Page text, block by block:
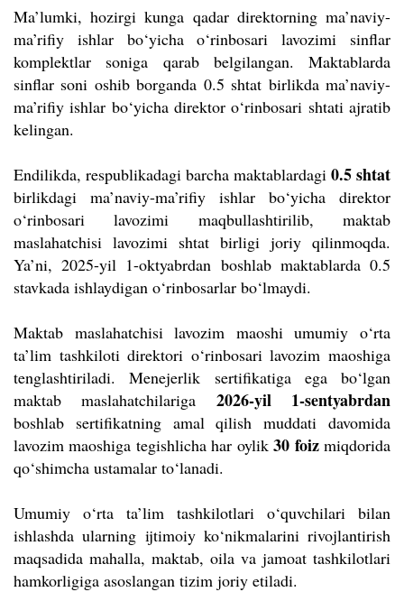
Ma’lumki, hozirgi kunga qadar direktorning ma’naviy-
ma’rifiy ishlar bo‘yicha o‘rinbosari lavozimi sinflar
komplektlar soniga qarab belgilangan. Maktablarda
sinflar soni oshib borganda 0.5 shtat birlikda ma’naviy-
ma’rifiy ishlar bo‘yicha direktor o‘rinbosari shtati ajratib
kelingan.
Endilikda, respublikadagi barcha maktablardagi 0.5 shtat
birlikdagi ma’naviy-ma’rifiy ishlar bo‘yicha direktor
o‘rinbosari lavozimi maqbullashtirilib, maktab
maslahatchisi lavozimi shtat birligi joriy qilinmoqda.
Ya’ni, 2025-yil 1-oktyabrdan boshlab maktablarda 0.5
stavkada ishlaydigan o‘rinbosarlar bo‘lmaydi.
Maktab maslahatchisi lavozim maoshi umumiy o‘rta
ta’lim tashkiloti direktori o‘rinbosari lavozim maoshiga
tenglashtiriladi. Menejerlik sertifikatiga ega bo‘lgan
maktab maslahatchilariga 2026-yil 1-sentyabrdan
boshlab sertifikatning amal qilish muddati davomida
lavozim maoshiga tegishlicha har oylik30 foizmiqdorida
qo‘shimcha ustamalar to‘lanadi.
Umumiy o‘rta ta’lim tashkilotlari o‘quvchilari bilan
ishlashda ularning ijtimoiy ko‘nikmalarini rivojlantirish
maqsadida mahalla, maktab, oila va jamoat tashkilotlari
hamkorligiga asoslangan tizim joriy etiladi.